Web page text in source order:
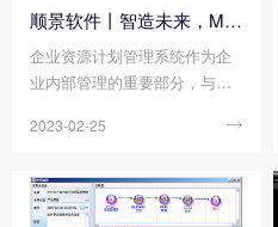
从订单到出货、从原料到产
链条信息及时交互、数据准确
透明，构建全方位的数字化企
业管理平台。
顺景软件丨智造未来，MES数字化赋能制造业变革重生！
企业资源计划管理系统作为企
业内部管理的重要部分，与智
代企业管理必然趋势。为进一
果、降低管理成本，申晖五金
携手顺景软件科技开启企业资
2023-02-25 